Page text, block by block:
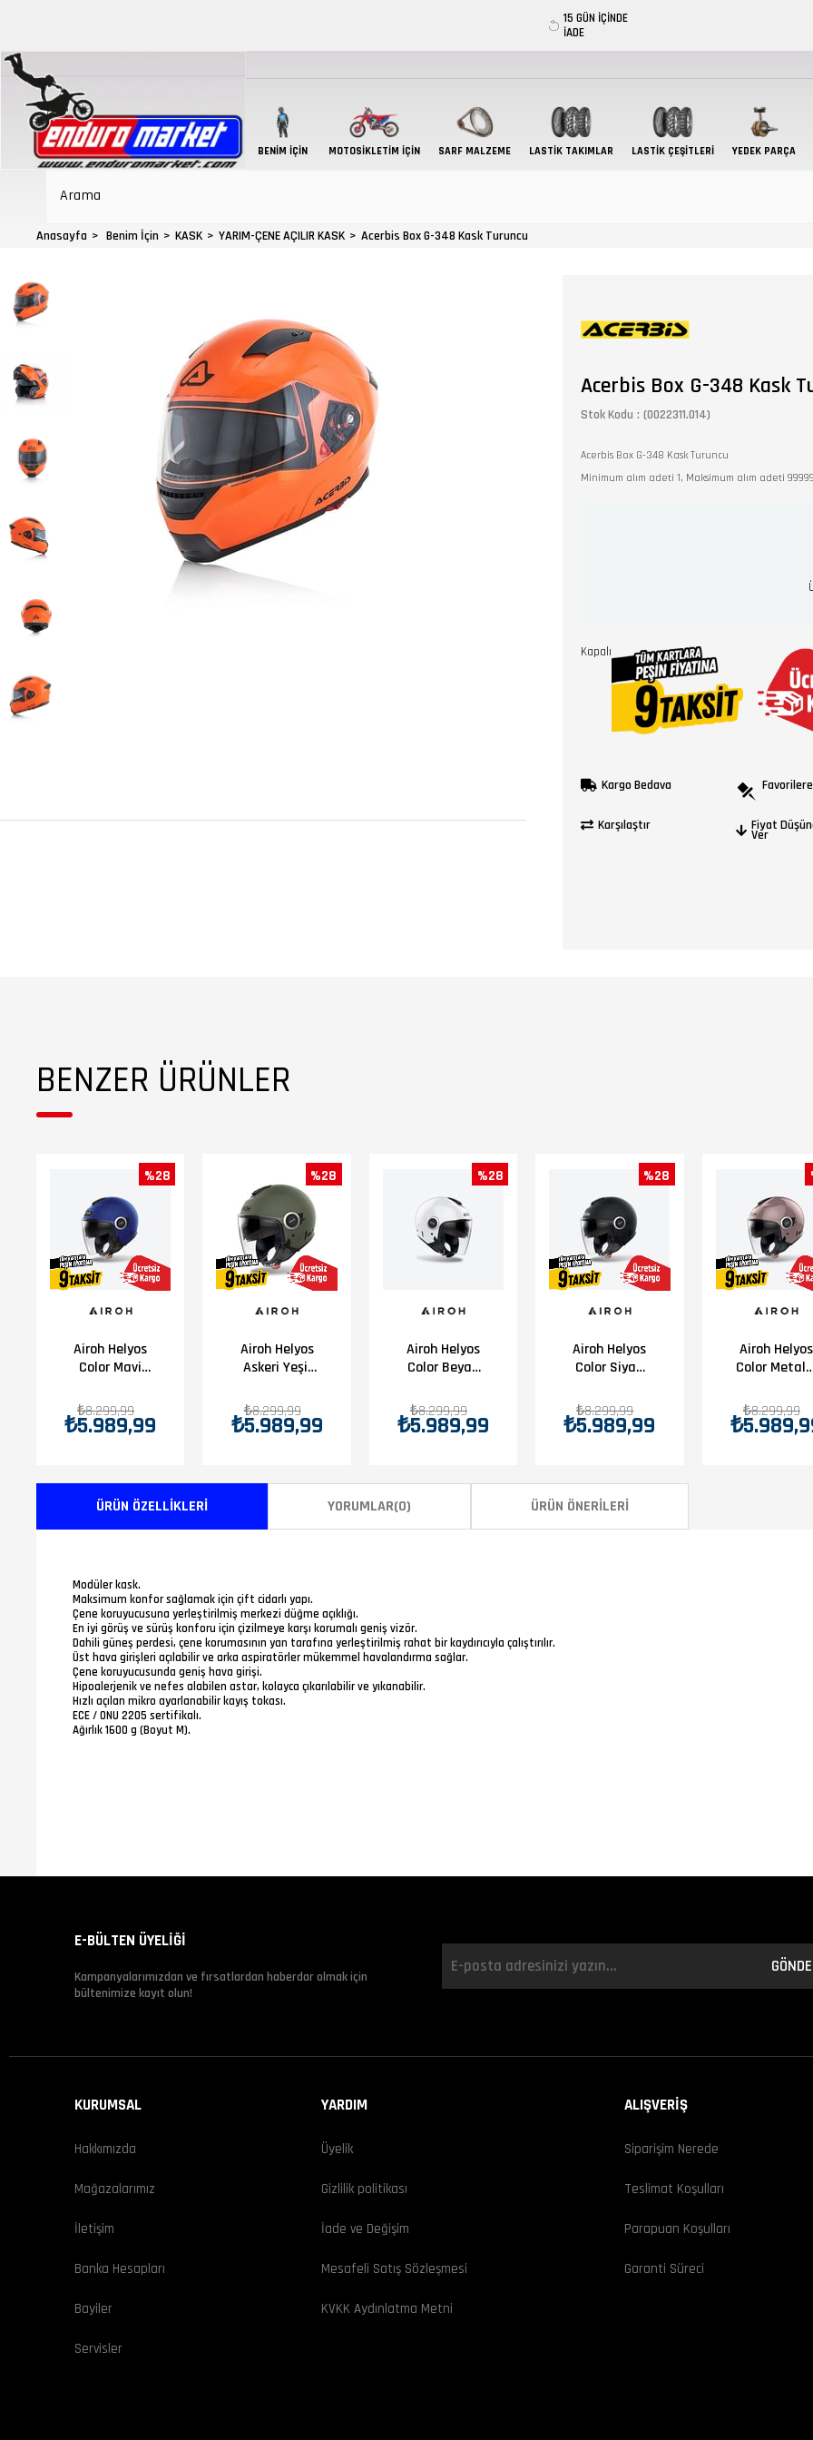
15 GÜN İÇİNDE
İADE
BENIM İÇIN MOTOSIKLETIM İÇIN SARF MALZEME LASTIK TAKIMLAR LASTİK ÇEŞİTLERİ YEDEK PARÇA
Anasayfa Benim İçin KASK YARIM-ÇENE AÇILIR KASK Acerbis Box G-348 Kask Turuncu
Acerbis Box G-348 Kask
Stok Kodu (0022311.014)
Acerbis Box G-348 Kask Turuncu
Minimum alım adeti 1, Maksimum alım adeti
Kapalı
Kargo Bedava
Karşılaştır Fiyat
Ver
BENZER ÜRÜNLER
Airoh Helyos
Color Mavi
Motosiklet
Kaskı
₺5.989,99
₺8.299,99
%28
Airoh Helyos
Askeri Yeşil
Motosiklet
Kaskı
₺5.989,99
₺8.299,99
%28
Airoh Helyos
Color Beyaz
Motosiklet
Kaskı
₺5.989,99
₺8.299,99
%28
Airoh Helyos
Color Siyah
Motosiklet
Kaskı
₺5.989,99
₺8.299,99
%28
Airoh Helyos
Color
Motosiklet
Kaskı
₺8.299,99
ÜRÜN ÖZELLIKLERI YORUMLAR(0) ÜRÜN ÖNERILERI
Modüler kask.
Maksimum konfor sağlamak için çift cidarlı yapı.
Çene koruyucusuna yerleştirilmiş merkezi düğme açıklığı.
En iyi görüş ve sürüş konforu için çizilmeye karşı korumalı geniş vizör.
Dahili güneş perdesi, çene korumasının yan tarafına yerleştirilmiş rahat bir kaydırıcıyla çalıştırılır.
Üst hava girişleri açılabilir ve arka aspiratörler mükemmel havalandırma sağlar.
Çene koruyucusunda geniş hava girişi.
Hipoalerjenik ve nefes alabilen astar, kolayca çıkarılabilir ve yıkanabilir.
Hızlı açılan mikro ayarlanabilir kayış tokası.
ECE / ONU 2205 sertifikalı.
Ağırlık 1600 g (Boyut M).
E-BÜLTEN ÜYELİĞİ
Kampanyalarımızdan ve fırsatlardan haberdar olmak için
bültenimize kayıt olun!
KURUMSAL
Hakkımızda
Mağazalarımız
İletişim
Banka Hesapları
Bayiler
Servisler
YARDIM
Üyelik
Gizlilik politikası
İade ve Değişim
Mesafeli Satış Sözleşmesi
KVKK Aydınlatma Metni
ALIŞVERİŞ
Siparişim Nerede
Teslimat Koşulları
Parapuan Koşulları
Garanti Süreci